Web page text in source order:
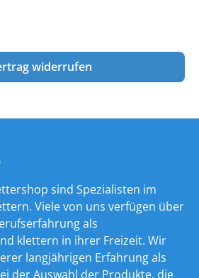
widerrufen
sind Spezialisten im
Viele von uns verfügen über
als
klettern in ihrer Freizeit. Wir
langjährigen Erfahrung als
der Auswahl der Produkte, die